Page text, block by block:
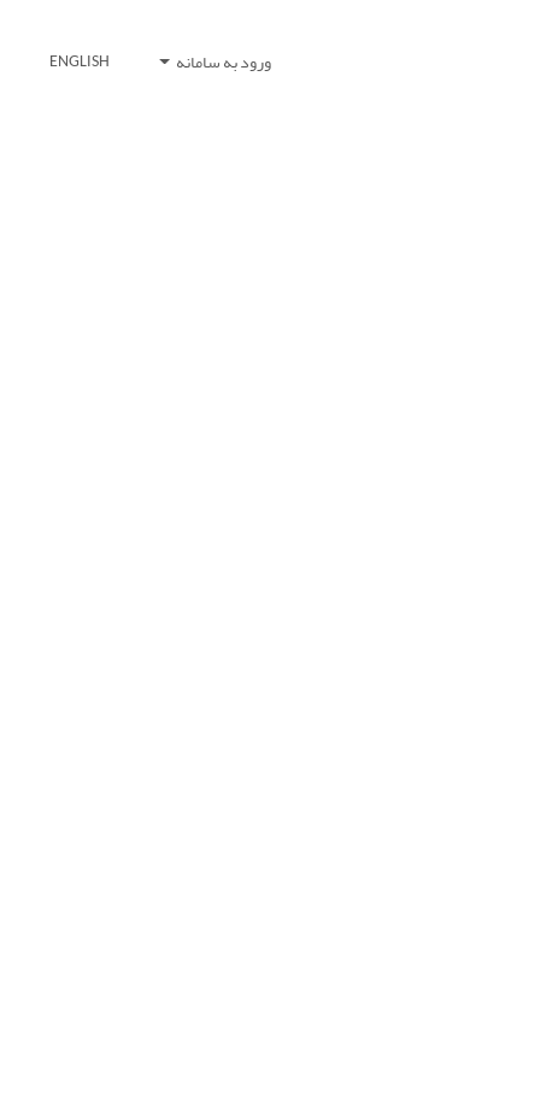
ورود به سامانه ENGLISH